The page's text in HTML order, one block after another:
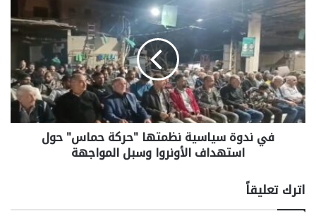
في ندوة سياسية نظمتها "حركة حماس" حول
استهداف الأونروا وسبل المواجهة
اترك تعليقاً